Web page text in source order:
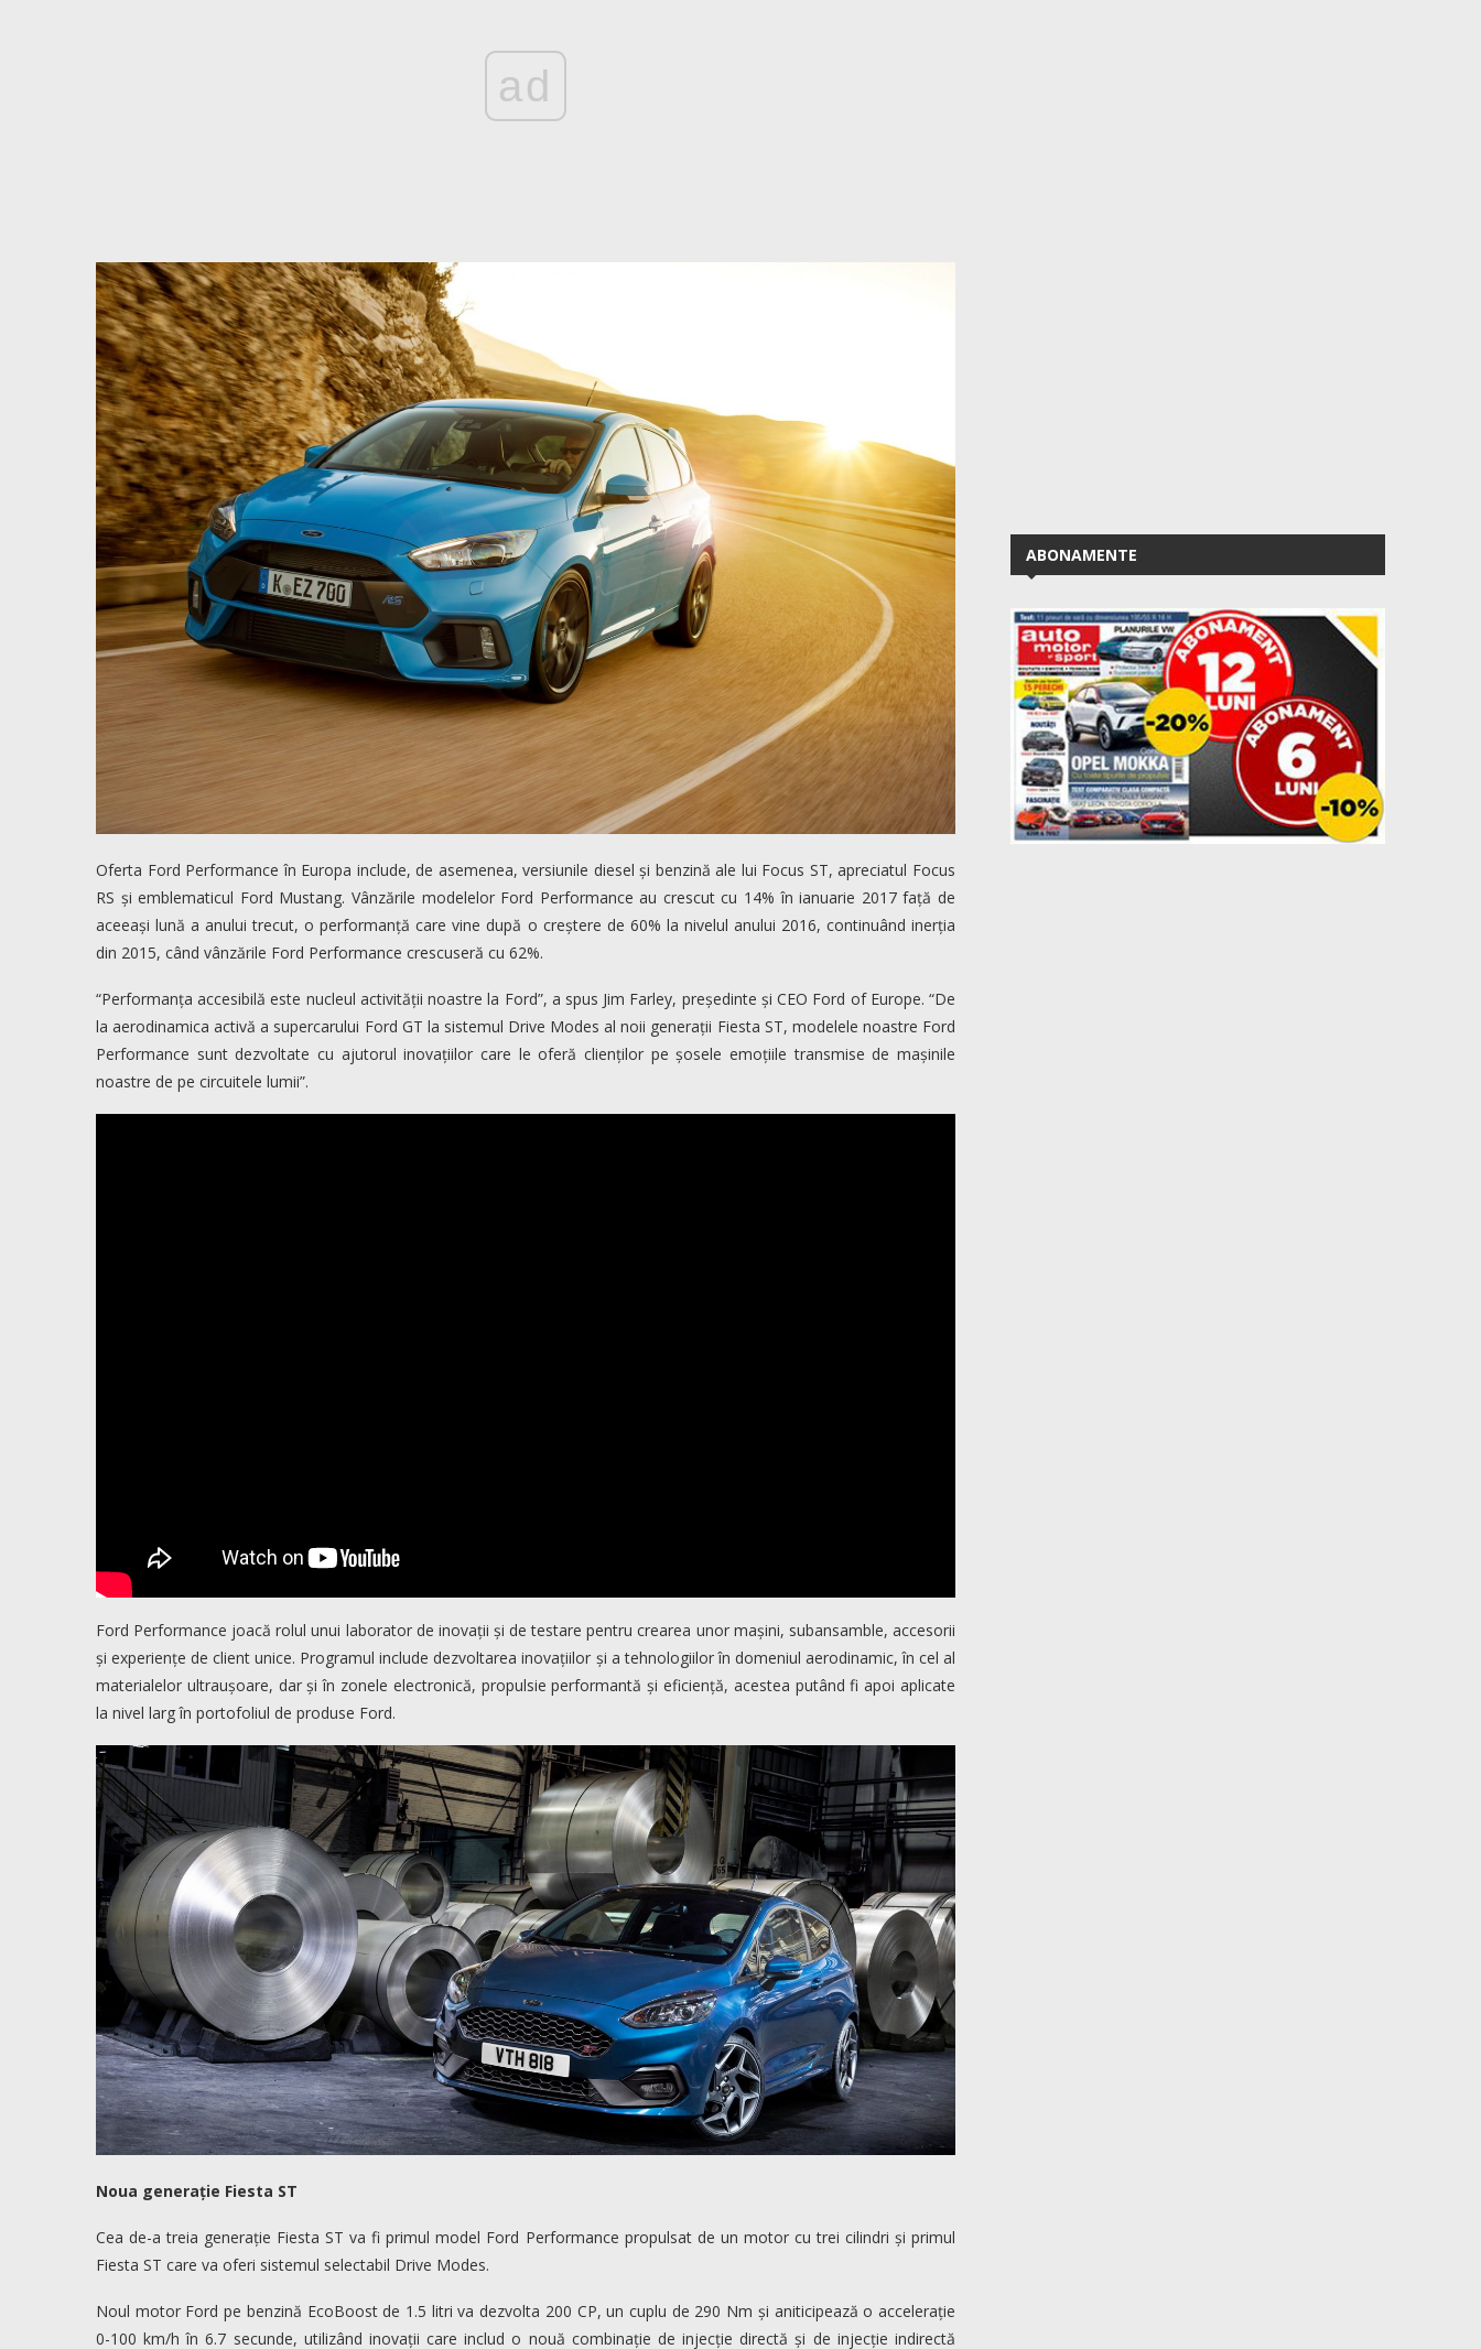
ad
Oferta Ford Performance în Europa include, de asemenea, versiunile diesel și benzină ale lui Focus ST, apreciatul Focus
RS și emblematicul Ford Mustang. Vânzările modelelor Ford Performance au crescut cu 14% în ianuarie 2017 față de
aceeași lună a anului trecut, o performanță care vine după o creștere de 60% la nivelul anului 2016, continuând inerția
din 2015, când vânzările Ford Performance crescuseră cu 62%.
“Performanța accesibilă este nucleul activității noastre la Ford”, a spus Jim Farley, președinte și CEO Ford of Europe. “De
la aerodinamica activă a supercarului Ford GT la sistemul Drive Modes al noii generații Fiesta ST, modelele noastre Ford
Performance sunt dezvoltate cu ajutorul inovațiilor care le oferă clienților pe șosele emoțiile transmise de mașinile
noastre de pe circuitele lumii”.
Ford Performance joacă rolul unui laborator de inovații și de testare pentru crearea unor mașini, subansamble, accesorii
și experiențe de client unice. Programul include dezvoltarea inovațiilor și a tehnologiilor în domeniul aerodinamic, în cel al
materialelor ultraușoare, dar și în zonele electronică, propulsie performantă și eficiență, acestea putând fi apoi aplicate
la nivel larg în portofoliul de produse Ford.
Noua generație Fiesta ST
Cea de-a treia generație Fiesta ST va fi primul model Ford Performance propulsat de un motor cu trei cilindri și primul
Fiesta ST care va oferi sistemul selectabil Drive Modes.
Noul motor Ford pe benzină EcoBoost de 1.5 litri va dezvolta 200 CP, un cuplu de 290 Nm și aniticipează o accelerație
0-100 km/h în 6.7 secunde, utilizând inovații care includ o nouă combinație de injecție directă și de injecție indirectă
ABONAMENTE